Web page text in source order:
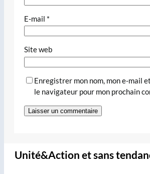
E-mail *
Site web
Enregistrer mon nom, mon e-mail
le navigateur pour mon prochain
Unité&Action et sans